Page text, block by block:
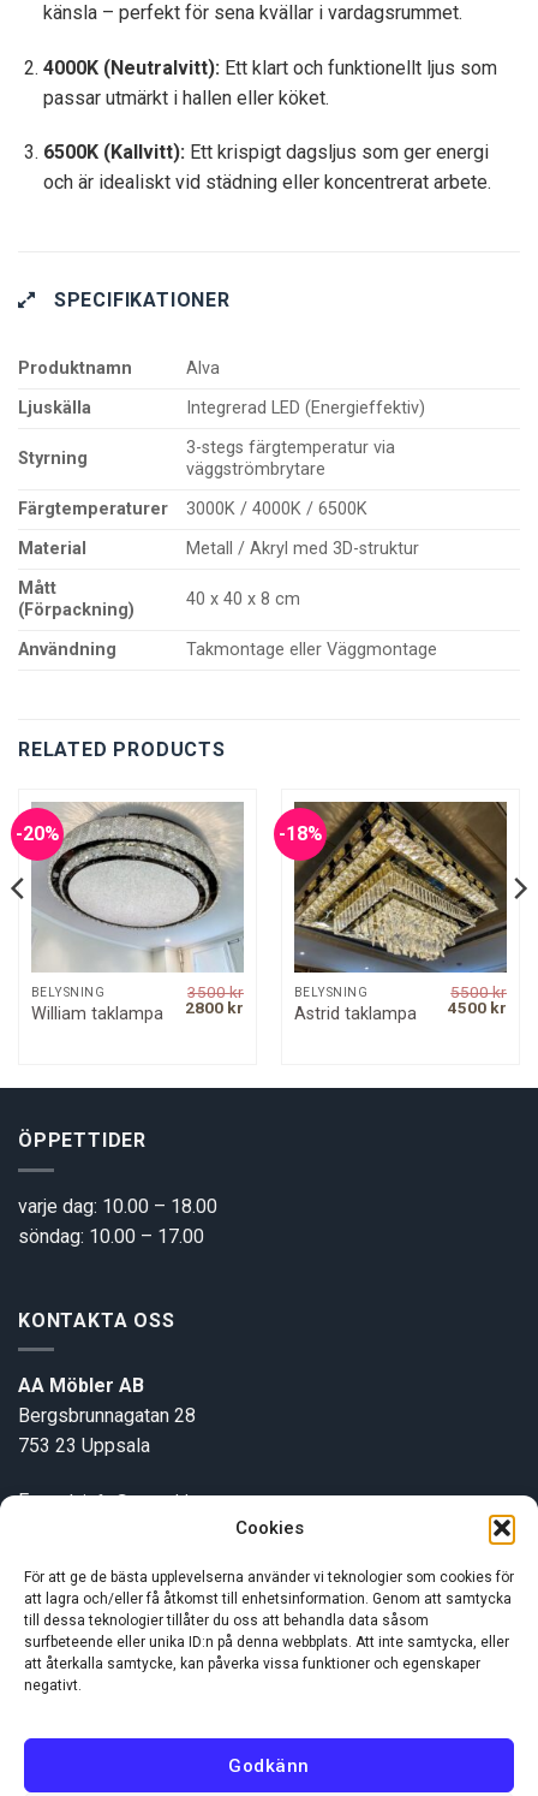
Cookies
För att ge de bästa upplevelserna använder vi teknologier som cookies för
att lagra och/eller få åtkomst till enhetsinformation. Genom att samtycka
till dessa teknologier tillåter du oss att behandla data såsom
surfbeteende eller unika ID:n på denna webbplats. Att inte samtycka, eller
att återkalla samtycke, kan påverka vissa funktioner och egenskaper
negativt.
Godkänn
känsla – perfekt för sena kvällar i vardagsrummet.
4000K (Neutralvitt): Ett klart och funktionellt ljus som
passar utmärkt i hallen eller köket.
6500K (Kallvitt):Ett krispigt dagsljus som ger energi
och är idealiskt vid städning eller koncentrerat arbete.
SPECIFIKATIONER
Produktnamn
Alva
Ljuskälla
Integrerad LED (Energieffektiv)
Styrning
3-stegs färgtemperatur via
väggströmbrytare
Färgtemperaturer
3000K / 4000K / 6500K
Material
Metall / Akryl med 3D-struktur
Mått
(Förpackning)
40 x 40 x 8 cm
Användning Takmontage eller Väggmontage
RELATED PRODUCTS
-20%
BELYSNING
William taklampa
3500kr
Original
2800 kr Current
-18%
BELYSNING
Astrid taklampa
5500kr
Original
4500 kr
ÖPPETTIDER
varje dag: 10.00 – 18.00
söndag: 10.00 – 17.00
KONTAKTA OSS
AA Möbler AB
Bergsbrunnagatan 28
753 23 Uppsala
E-post:info@aamobler.se
INFORMATION
Om oss